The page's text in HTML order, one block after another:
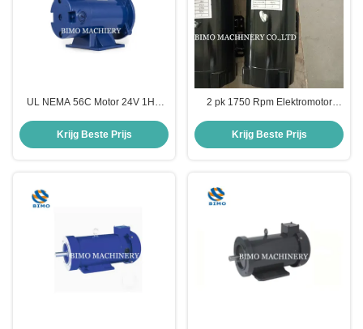
UL NEMA 56C Motor 24V 1HP
Elektrische motor
Krijg Beste Prijs
2 pk 1750 Rpm Elektromotor
permanente magneet DC motor
90V
Krijg Beste Prijs